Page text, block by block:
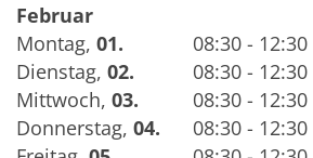
Februar
Montag, 01.
08:30 - 12:30
Dienstag, 02.
08:30 - 12:30
Mittwoch, 03.
08:30 - 12:30
Donnerstag, 04.
08:30 - 12:30